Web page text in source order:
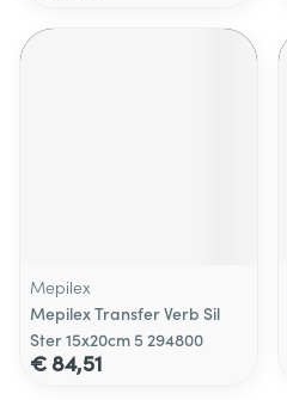
Mepilex
Mepilex Transfer Verb Sil
Ster 15x20cm 5 294800
€ 84,51